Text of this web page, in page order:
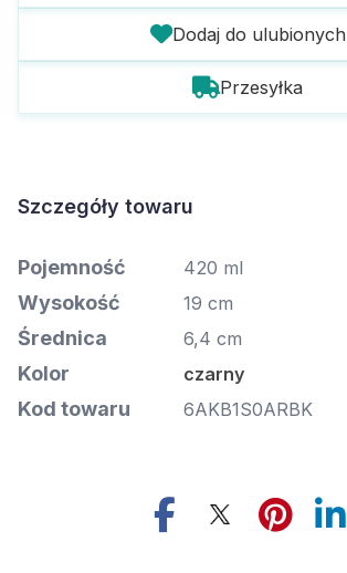
Dodaj do ulubionych
Przesyłka
Szczegóły towaru
Pojemność 420 ml
Wysokość 19 cm
Średnica 6,4 cm
Kolor czarny
Kod towaru 6AKB1S0ARBK